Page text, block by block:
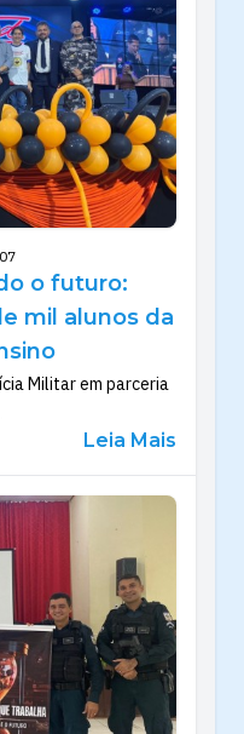
o futuro:
mil alunos da
Militar em parceria
Leia Mais